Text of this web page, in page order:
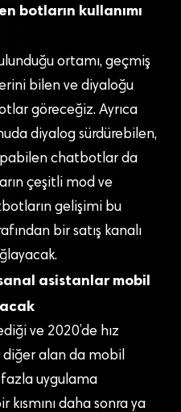
botların kullanımı
ortamı, geçmiş
bilen ve diyaloğu
göreceğiz. Ayrıca
diyalog sürdürebilen,
chatbotlar da
çeşitli mod ve
gelişimi bu
bir satış kanalı
asistanlar mobil
ve 2020’de hız
diğer alan da mobil
uygulama
kısmını daha sonra ya